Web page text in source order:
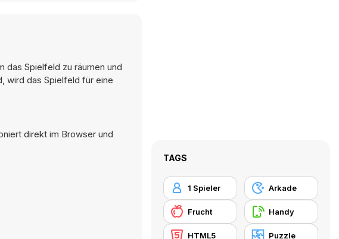
das Spielfeld zu räumen und
wird das Spielfeld für eine
direkt im Browser und
TAGS
1 Spieler Arkade
Frucht Handy
HTML5 Puzzle